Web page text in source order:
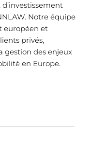
Notre équipe
européen et
privés,
gestion des enjeux
en Europe.